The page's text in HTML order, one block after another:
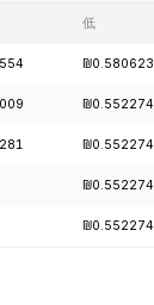
低
₪0.580623
₪0.552274
₪0.552274
₪0.552274
₪0.552274